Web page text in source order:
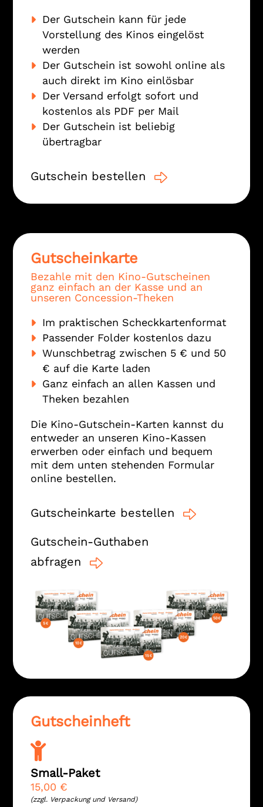
Der Gutschein kann für jede
Vorstellung des Kinos eingelöst
werden
Der Gutschein ist sowohl online als
auch direkt im Kino einlösbar
Der Versand erfolgt sofort und
kostenlos als PDF per Mail
Der Gutschein ist beliebig
übertragbar
Gutschein bestellen
Gutscheinkarte
Bezahle mit den Kino-Gutscheinen
ganz einfach an der Kasse und an
unseren Concession-Theken
Im praktischen Scheckkartenformat
Passender Folder kostenlos dazu
Wunschbetrag zwischen 5 € und 50
€ auf die Karte laden
Ganz einfach an allen Kassen und
Theken bezahlen
Die Kino-Gutschein-Karten kannst du
entweder an unseren Kino-Kassen
erwerben oder einfach und bequem
mit dem unten stehenden Formular
online bestellen.
Gutscheinkarte bestellen
Gutschein-Guthaben
abfragen
Gutscheinheft

Small-Paket
15,00 €
(zzgl. Verpackung und Versand)